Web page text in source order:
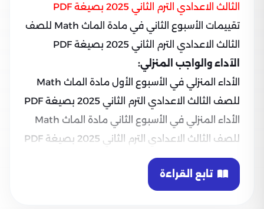
الثالث الاعدادي الترم الثاني 2025 بصيغة PDF
تقييمات الأسبوع الثاني في مادة الماث Math للصف
الثالث الاعدادي الترم الثاني 2025 بصيغة PDF
الآداء والواجب المنزلي:
الأداء المنزلي في الأسبوع الأول مادة الماث Math
للصف الثالث الاعدادي الترم الثاني 2025 بصيغة PDF
الأداء المنزلي في الأسبوع الثاني مادة الماث Math
للصف الثالث الاعدادي الترم الثاني 2025 بصيغة PDF
تابع القراءة